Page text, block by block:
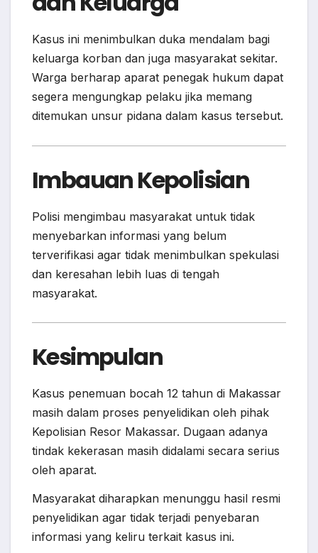
Kasus ini menimbulkan duka mendalam bagi
keluarga korban dan juga masyarakat sekitar.
Warga berharap aparat penegak hukum dapat
segera mengungkap pelaku jika memang
ditemukan unsur pidana dalam kasus tersebut.
Imbauan Kepolisian
Polisi mengimbau masyarakat untuk tidak
menyebarkan informasi yang belum
terverifikasi agar tidak menimbulkan spekulasi
dan keresahan lebih luas di tengah
masyarakat.
Kesimpulan
Kasus penemuan bocah 12 tahun di Makassar
masih dalam proses penyelidikan oleh pihak
Kepolisian Resor Makassar. Dugaan adanya
tindak kekerasan masih didalami secara serius
oleh aparat.
Masyarakat diharapkan menunggu hasil resmi
penyelidikan agar tidak terjadi penyebaran
informasi yang keliru terkait kasus ini.